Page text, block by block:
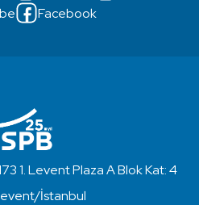
Facebook
1. Levent Plaza A Blok Kat: 4
İstanbul